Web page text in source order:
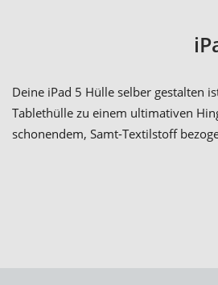
Deine iPad 5 Hülle selber gestalten
Tablethülle zu einem ultimativen
schonendem, Samt-Textilstoff